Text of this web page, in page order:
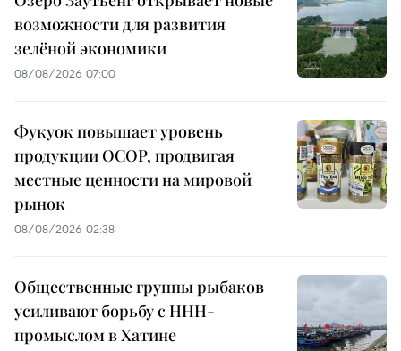
возможности для развития
зелёной экономики
08/08/2026 07:00
Фукуок повышает уровень
продукции OCOP, продвигая
местные ценности на мировой
рынок
08/08/2026 02:38
Общественные группы рыбаков
усиливают борьбу с ННН-
промыслом в Хатине